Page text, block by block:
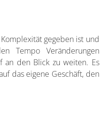
gegeben ist und
Tempo Veränderungen
an den Blick zu weiten. Es
das eigene Geschäft, den